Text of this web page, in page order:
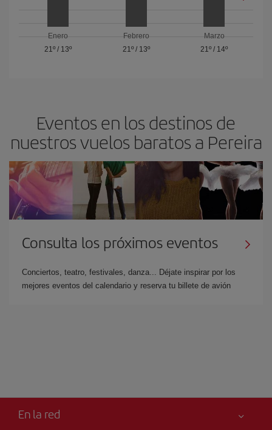
Enero
21º/ 13º
Febrero
21º/ 13º
Marzo
21º / 14º
Eventos en los destinos de
nuestros vuelos baratos a Pereira
Consulta los próximos eventos
Conciertos, teatro, festivales, danza... Déjate inspirar por los
mejores eventos del calendario y reserva tu billete de avión
En la red